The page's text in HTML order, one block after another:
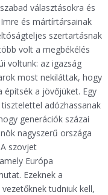
választásokra és
és mártírtársainak
szertartásnak
volt a megbékélés
voltunk: az igazság
most nekiláttak, hogy
építsék a jövőjüket. Egy
adózhassanak
generációk százai
nagyszerű országa
szovjet
Európa
Ezeknek a
tudniuk kell,